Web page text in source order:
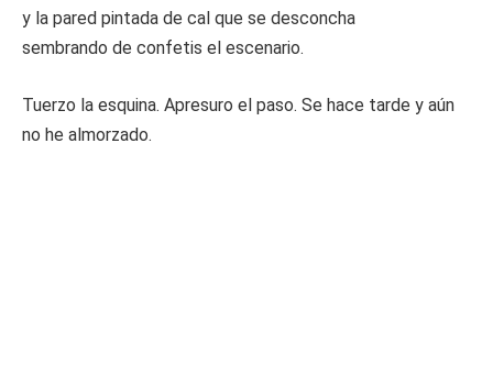
y la pared pintada de cal que se desconcha
sembrando de confetis el escenario.
Tuerzo la esquina. Apresuro el paso. Se hace tarde y aún
no he almorzado.